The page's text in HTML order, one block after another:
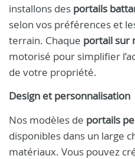
installons des portails
selon vos préférences et
terrain. Chaque portail sur
motorisé pour simplifier
de votre propriété.
Design et personnalisation
Nos modèles de portails
disponibles dans un large
matériaux. Vous pouvez